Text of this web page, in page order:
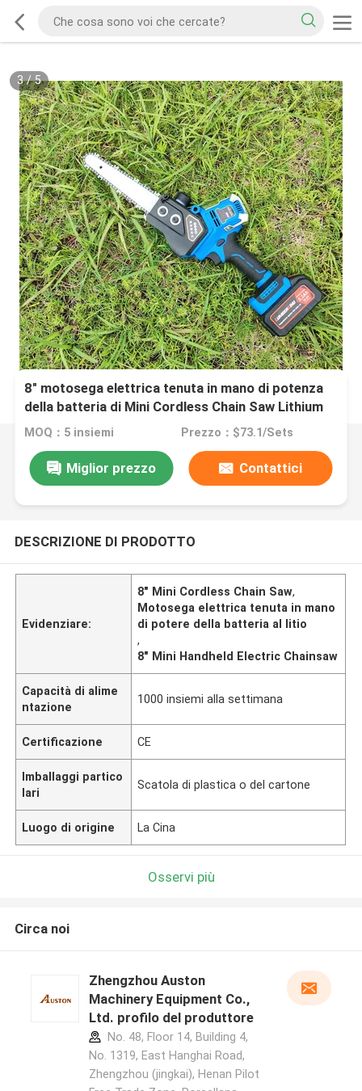
3/5
8" motosega elettrica tenuta in mano di potenza
della batteria di Mini Cordless Chain Saw Lithium
MOQ：5 insiemi Prezzo：$73.1/Sets
Miglior prezzo Contattici
DESCRIZIONE DI PRODOTTO
Evidenziare:
8" Mini Cordless Chain Saw,
Motosega elettrica tenuta in mano
di potere della batteria al litio
,
8" Mini Handheld Electric Chainsaw
Capacità di alime
ntazione
1000 insiemi alla settimana
Certificazione CE
Imballaggi partico
lari
Scatola di plastica o del cartone
Luogo di origine La Cina
Osservi più
Circa noi
Zhengzhou Auston
Machinery Equipment Co.,
Ltd. profilo del produttore
No. 48, Floor 14, Building 4,
No. 1319, East Hanghai Road,
Zhengzhou (jingkai), Henan Pilot